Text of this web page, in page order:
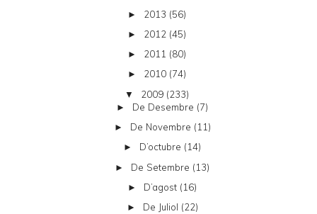
► 2013 (56)
► 2012 (45)
► 2011 (80)
► 2010 (74)
▼ 2009 (233)
► De Desembre (7)
► De Novembre (11)
► D’octubre (14)
► De Setembre (13)
► D’agost (16)
► De Juliol (22)